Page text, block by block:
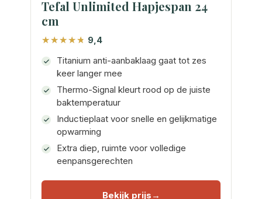
Tefal Unlimited Hapjespan 24
cm
9,4
Titanium anti-aanbaklaag gaat tot zes
keer langer mee
Thermo-Signal kleurt rood op de juiste
baktemperatuur
Inductieplaat voor snelle en gelijkmatige
opwarming
Extra diep, ruimte voor volledige
eenpansgerechten
Bekijk prijs